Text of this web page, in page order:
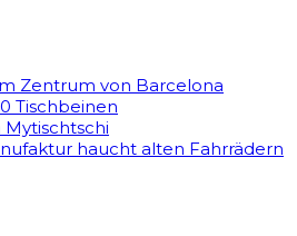
Zentrum von Barcelona
Tischbeinen
Mytischtschi
haucht alten Fahrrädern